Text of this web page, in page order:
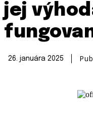
jej
26. januára 2025